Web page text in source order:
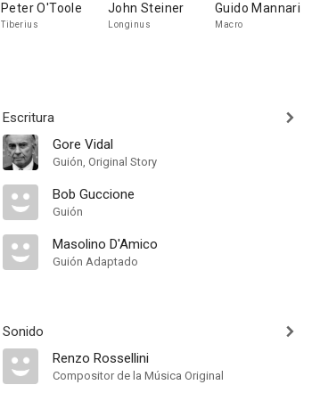
Peter O'Toole
Tiberius
John Steiner
Longinus
Guido Mannari
Macro
Escritura
Gore Vidal
Guión, Original Story
Bob Guccione
Guión
Masolino D'Amico
Guión Adaptado
Sonido
Renzo Rossellini
Compositor de la Música Original